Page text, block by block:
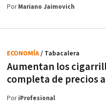
PorMariano Jaimovich
Aumentan los
completa de precios
ECONOMÍA/ Tabacalera
PoriProfesional